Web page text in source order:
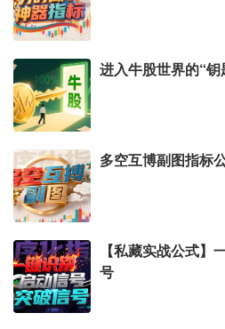
进入牛股世界的“钥
多空互博副图指标
【私藏实战公式】
号